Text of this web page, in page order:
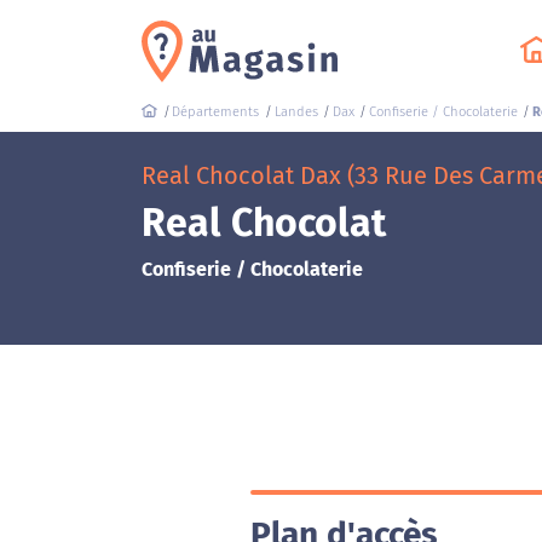
Départements Landes Dax Confiserie / Chocolaterie
Real Chocolat Dax (33 Rue Des
Real Chocolat
Confiserie / Chocolaterie